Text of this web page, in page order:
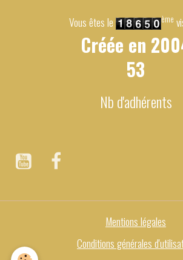
Vous êtes le ème
Créée en
53
Nb d'adhérents
Mentions légales
Conditions générales